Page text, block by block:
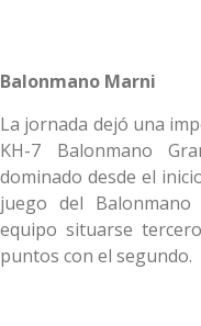
Balonmano Marni
La jornada dejó una
KH-7 Balonmano
dominado desde el
juego del
equipo situarse
puntos con el segundo.